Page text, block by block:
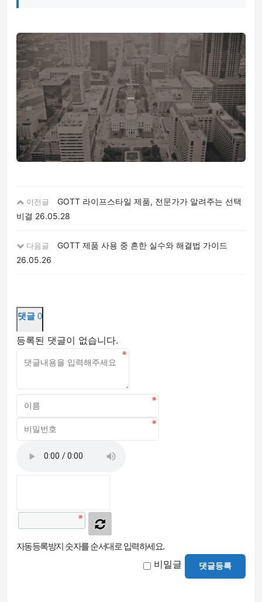
이전글
GOTT 라이프스타일 제품, 전문가가 알려주는 선택
비결 26.05.28
다음글
GOTT 제품 사용 중 흔한 실수와 해결법 가이드
26.05.26
댓글 0
등록된 댓글이 없습니다.
자동등록방지 숫자를 순서대로 입력하세요.
비밀글 댓글등록